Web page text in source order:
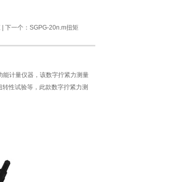
| 下一个： SGPG-20n.m扭矩
计量仪器，该数字拧紧力测量
性试验等，此款数字拧紧力测